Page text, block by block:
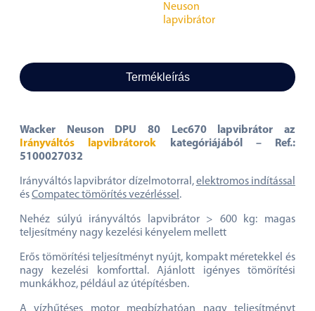
Neuson
lapvibrátor
Termékleírás
Wacker Neuson DPU 80 Lec670 lapvibrátor az
Irányváltós lapvibrátorok kategóriájából – Ref.:
5100027032
Irányváltós lapvibrátor dízelmotorral,elektromos indítással
ésCompatec tömörítés vezérléssel .
Nehéz súlyú irányváltós lapvibrátor > 600 kg: magas
teljesítmény nagy kezelési kényelem mellett
Erős tömörítési teljesítményt nyújt, kompakt méretekkel és
nagy kezelési komforttal. Ajánlott igényes tömörítési
munkákhoz, például az útépítésben.